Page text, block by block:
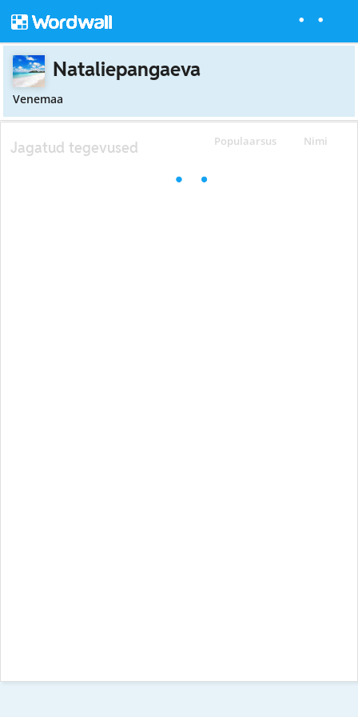
Nataliepangaeva
Venemaa
Populaarsus Nimi
Jagatud tegevused